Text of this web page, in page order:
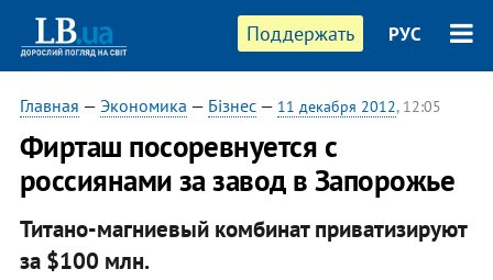
Поддержать РУС
Главная — Экономика — Бізнес— 11 декабря 2012, 12:05
Фирташ посоревнуется с
россиянами за завод в Запорожье
Титано-магниевый комбинат приватизируют
за $100 млн.